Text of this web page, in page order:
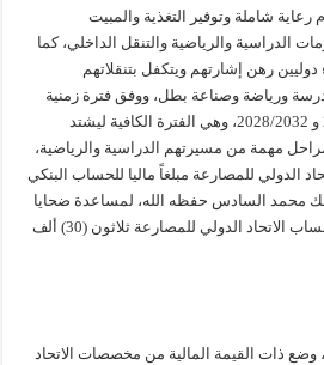
رعاية شاملة وتوفير التغذية والمبيت
الدراسية والرياضية والتنقل الداخلي، كما
رهن إشارتهم ويتكفل بتنقلاتهم
ورياضة وصناعة بطل، ووفق فترة زمنية
تستشرف سنوات 2024/2028 و 2028/2032، وهي الفترة الكافية ليشتد
مهمة من مسيرتهم الدراسية والرياضية،
الدولي للمصارعة مبلغاً ماليا للحساب البنكي
محمد السادس حفظه الله، لمساعدة ضحايا
الزلزال وقيمتها المحولة من حساب الاتحاد الدولي للمصارعة ثلاثون (30) ألف
ذات القيمة المالية من مخصصات الاتحاد